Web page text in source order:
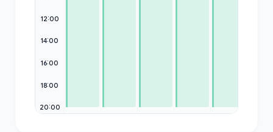
12:00
14:00
16:00
18:00
20:00